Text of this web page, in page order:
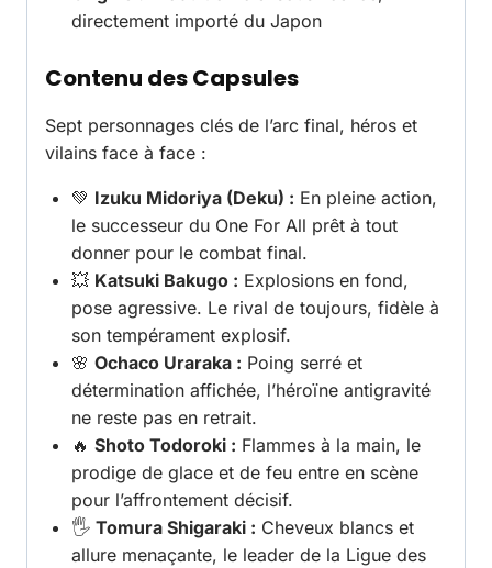
directement importé du Japon
Contenu des Capsules
Sept personnages clés de l’arc final, héros et
vilains face à face :
💚 Izuku Midoriya (Deku) : En pleine action,
le successeur du One For All prêt à tout
donner pour le combat final.
💥 Katsuki Bakugo : Explosions en fond,
pose agressive. Le rival de toujours, fidèle à
son tempérament explosif.
🌸 Ochaco Uraraka : Poing serré et
détermination affichée, l’héroïne antigravité
ne reste pas en retrait.
🔥 Shoto Todoroki : Flammes à la main, le
prodige de glace et de feu entre en scène
pour l’affrontement décisif.
🖐️ Tomura Shigaraki : Cheveux blancs et
allure menaçante, le leader de la Ligue des